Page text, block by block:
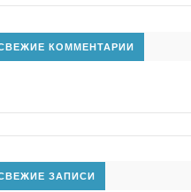
КОММЕНТАРИИ
ЗАПИСИ